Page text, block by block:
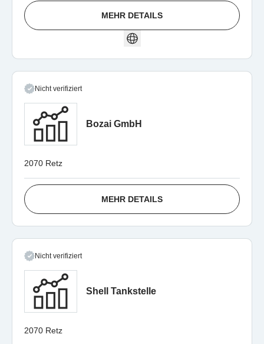
MEHR DETAILS
Nicht verifiziert
Bozai GmbH
2070 Retz
MEHR DETAILS
Nicht verifiziert
Shell Tankstelle
2070 Retz